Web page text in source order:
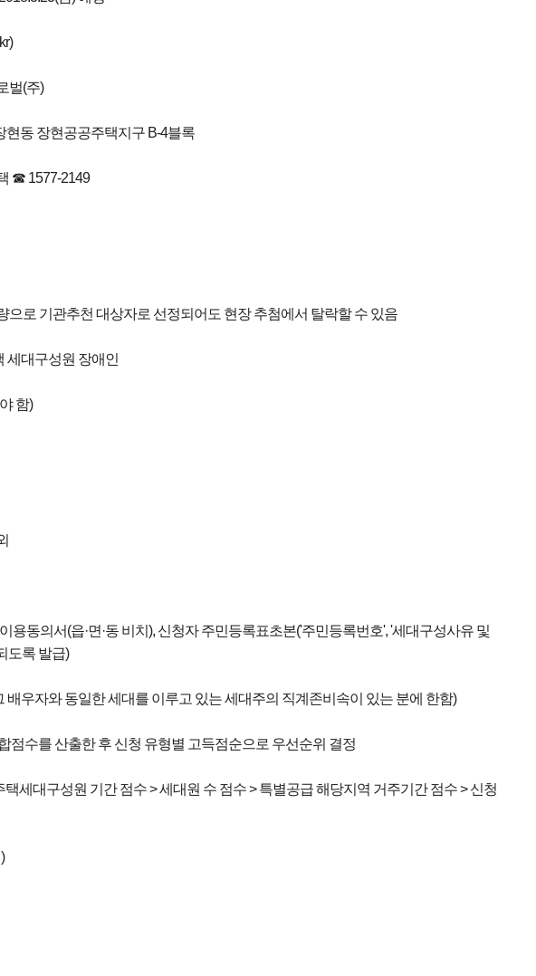
벌(주)
현동 장현공공주택지구 B-4블록
☎ 1577-2149
로 기관추천 대상자로 선정되어도 현장 추첨에서 탈락할 수 있음
세대구성원 장애인
함)
동의서(읍·면·동 비치), 신청자 주민등록표초본('주민등록번호', '세대구성사유 및
도록 발급)
우자와 동일한 세대를 이루고 있는 세대주의 직계존비속이 있는 분에 한함)
점수를 산출한 후 신청 유형별 고득점순으로 우선순위 결정
세대구성원 기간 점수 > 세대원 수 점수 > 특별공급 해당지역 거주기간 점수 > 신청